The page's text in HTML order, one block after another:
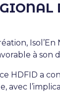
à son
HDFID a
avec